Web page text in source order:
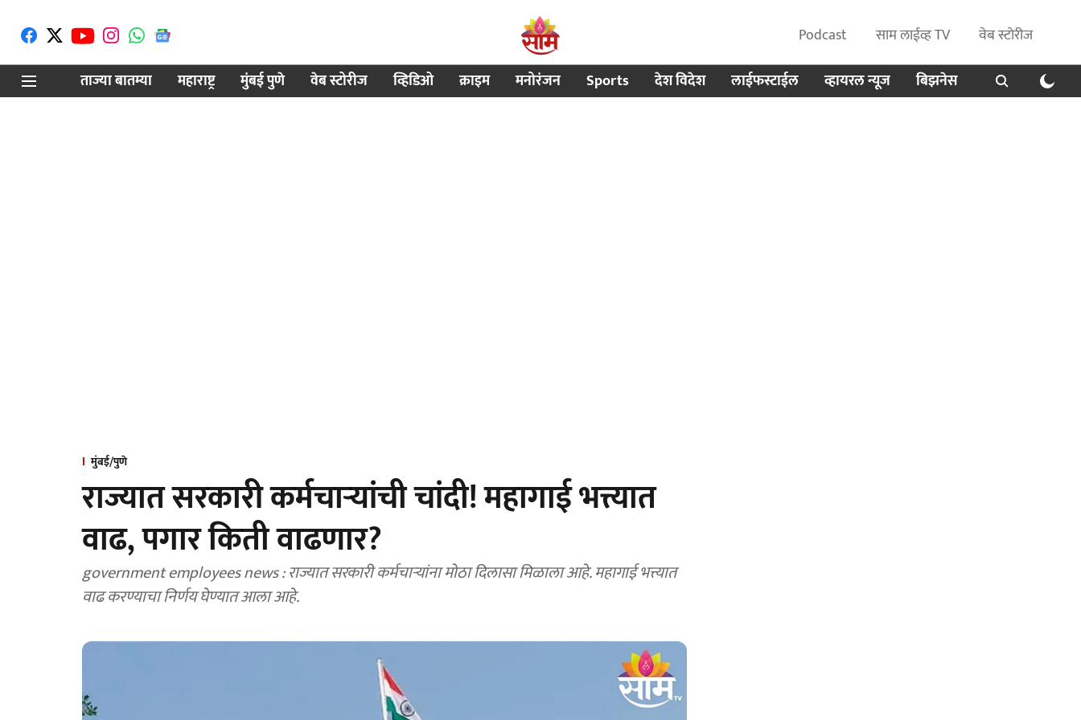
Podcast साम लाईव्ह TV
वेब स्टोरीज
ताज्या बातम्या
महाराष्ट्र मुंबई पुणे वेब स्टोरीज व्हिडिओ क्राइम मनोरंजन Sports देश विदेश लाईफस्टाईल व्हायरल न्यूज बिझनेस
मुंबई/पुणे
राज्यात सरकारी कर्मचाऱ्यांची चांदी! महागाई भत्त्यात
वाढ, पगार किती वाढणार?
government employees news : राज्यात सरकारी कर्मचाऱ्यांना मोठा दिलासा मिळाला आहे. महागाई भत्त्यात
वाढ करण्याचा निर्णय घेण्यात आला आहे.